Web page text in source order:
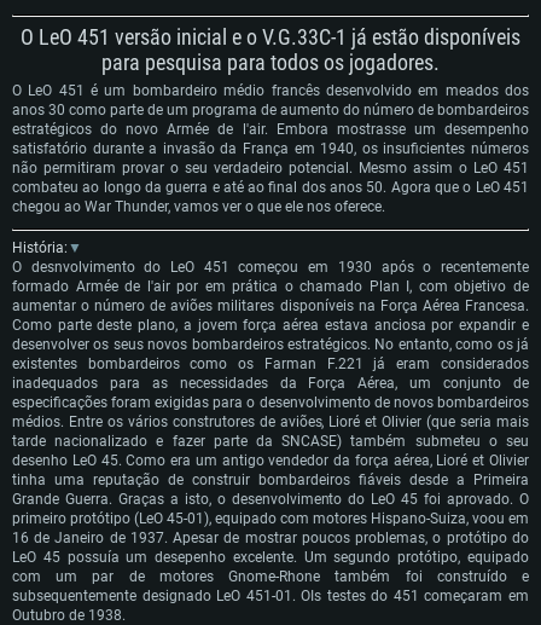
O LeO 451 versão inicial e o V.G.33C-1 já estão disponíveis
para pesquisa para todos os jogadores.
O LeO 451 é um bombardeiro médio francês desenvolvido em meados dos
anos 30 como parte de um programa de aumento do número de bombardeiros
estratégicos do novo Armée de l'air. Embora mostrasse um desempenho
satisfatório durante a invasão da França em 1940, os insuficientes números
não permitiram provar o seu verdadeiro potencial. Mesmo assim o LeO 451
combateu ao longo da guerra e até ao final dos anos 50. Agora que o LeO 451
chegou ao War Thunder, vamos ver o que ele nos oferece.
História: ▼
O desnvolvimento do LeO 451 começou em 1930 após o recentemente
formado Armée de l'air por em prática o chamado Plan I, com objetivo de
aumentar o número de aviões militares disponíveis na Força Aérea Francesa.
Como parte deste plano, a jovem força aérea estava anciosa por expandir e
desenvolver os seus novos bombardeiros estratégicos. No entanto, como os já
existentes bombardeiros como os Farman F.221 já eram considerados
inadequados para as necessidades da Força Aérea, um conjunto de
especificações foram exigidas para o desenvolvimento de novos bombardeiros
médios. Entre os vários construtores de aviões, Lioré et Olivier (que seria mais
tarde nacionalizado e fazer parte da SNCASE) também submeteu o seu
desenho LeO 45. Como era um antigo vendedor da força aérea, Lioré et Olivier
tinha uma reputação de construir bombardeiros fiáveis desde a Primeira
Grande Guerra. Graças a isto, o desenvolvimento do LeO 45 foi aprovado. O
primeiro protótipo (LeO 45-01), equipado com motores Hispano-Suiza, voou em
16 de Janeiro de 1937. Apesar de mostrar poucos problemas, o protótipo do
LeO 45 possuía um desepenho excelente. Um segundo protótipo, equipado
com um par de motores Gnome-Rhone também foi construído e
subsequentemente designado LeO 451-01. OIs testes do 451 começaram em
Outubro de 1938.